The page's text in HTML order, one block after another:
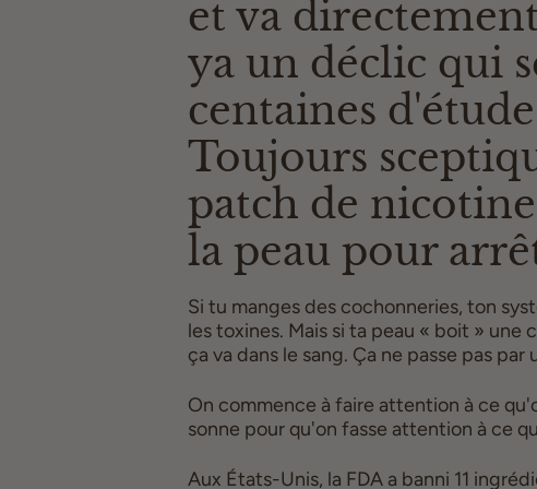
et va
ya un déclic qui
centaines
Toujours
patch de
la peau pour
Si tu manges des cochonneries, ton
les toxines. Mais si ta peau « boit »
ça va dans le sang. Ça ne passe pas
On commence à faire attention à ce
sonne pour qu'on fasse attention à ce
Aux États-Unis, la FDA a banni 11